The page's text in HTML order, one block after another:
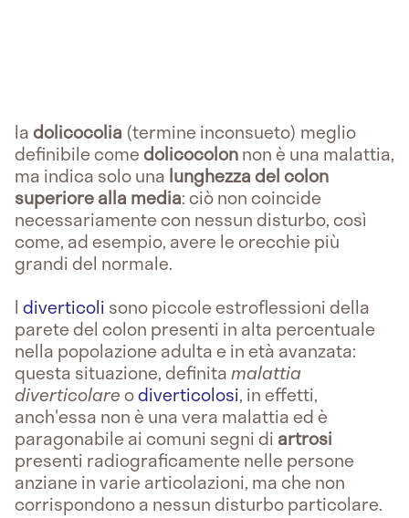
ladolicocolia (termine inconsueto) meglio
definibile comedolicocolonnon è una malattia,
ma indica solo una lunghezza del colon
superiore alla media: ciò non coincide
necessariamente con nessun disturbo, così
come, ad esempio, avere le orecchie più
grandi del normale.
I diverticoli sono piccole estroflessioni della
parete del colon presenti in alta percentuale
nella popolazione adulta e in età avanzata:
questa situazione, definitamalattia
diverticolareodiverticolosi, in effetti,
anch'essa non è una vera malattia ed è
paragonabile ai comuni segni di artrosi
presenti radiograficamente nelle persone
anziane in varie articolazioni, ma che non
corrispondono a nessun disturbo particolare.